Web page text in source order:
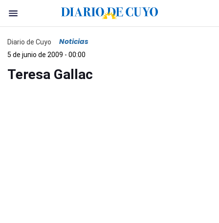
Diario de Cuyo Noticias
5 de junio de 2009 - 00:00
Teresa Gallac